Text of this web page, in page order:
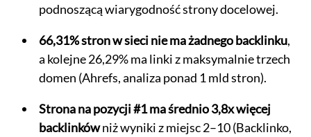
podnoszącą wiarygodność strony docelowej.
66,31% stron w sieci nie ma żadnego backlinku,
a kolejne 26,29% ma linki z maksymalnie trzech
domen (Ahrefs, analiza ponad 1 mld stron).
Strona na pozycji #1 ma średnio 3,8x więcej
backlinkówniż wyniki z miejsc 2–10 (Backlinko,